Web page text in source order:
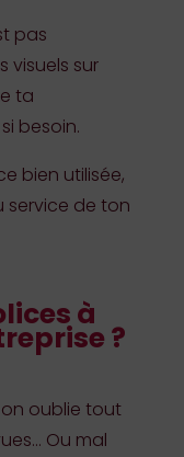
pas
visuels sur
ta
besoin.
bien utilisée,
service de ton
à
?
on oublie tout
Ou mal